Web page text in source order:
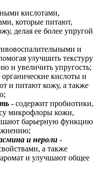
кислотами,
которые питают,
делая ее более упругой
и
улучшить текстуру
и увеличить упругость;
кислоты и
и питают кожу, а также
- содержит пробиотики,
микрофлоры кожи,
барьерную функцию
и нероли -
а также
и улучшают общее